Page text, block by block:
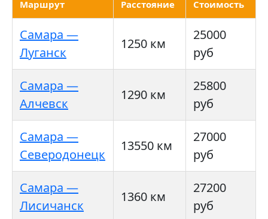
Маршрут Расстояние Стоимость
Самара —
Луганск
1250 км
25000
руб
Самара —
Алчевск
1290 км
25800
руб
Самара —
Северодонецк
13550 км
27000
руб
Самара —
Лисичанск
1360 км
27200
руб